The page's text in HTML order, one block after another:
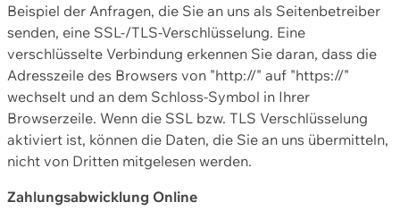
Beispiel der Anfragen, die Sie an uns als Seitenbetreiber
senden, eine SSL-/TLS-Verschlüsselung. Eine
verschlüsselte Verbindung erkennen Sie daran, dass die
Adresszeile des Browsers von "http://" auf "https://"
wechselt und an dem Schloss-Symbol in Ihrer
Browserzeile. Wenn die SSL bzw. TLS Verschlüsselung
aktiviert ist, können die Daten, die Sie an uns übermitteln,
nicht von Dritten mitgelesen werden.
Zahlungsabwicklung Online